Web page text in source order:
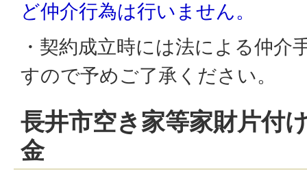
ど仲介行為は行いません。
・契約成立時には法による仲介
すので予めご了承ください。
長井市空き家等家財片付
金